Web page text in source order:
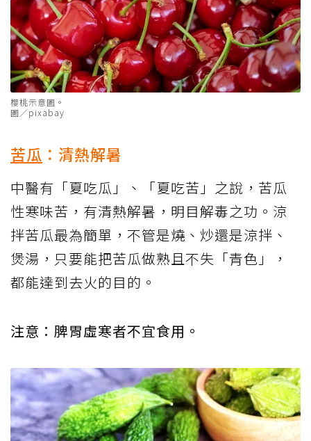
櫻桃示意圖。
圖／pixabay
苦瓜 ：清熱解暑
中醫有「夏吃瓜」、「夏吃苦」之說，苦瓜
性寒味苦，有清熱解暑，明目解毒之功。涼
拌苦瓜最為簡單，不管是燒、炒還是涼拌、
煲湯，只要能把苦瓜做熟且不失「青色」，
都能達到去火的目的。
注意：脾胃虛寒者不宜食用。